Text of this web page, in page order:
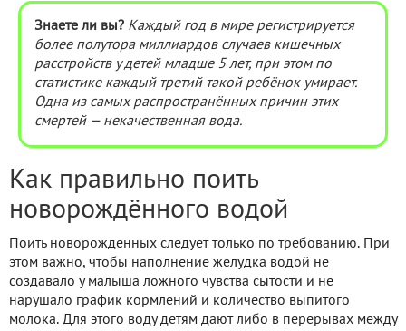
Знаете ли вы? Каждый год в мире регистрируется
более полутора миллиардов случаев кишечных
расстройств у детей младше 5 лет, при этом по
статистике каждый третий такой ребёнок умирает.
Одна из самых распространённых причин этих
смертей — некачественная вода.
Как правильно поить
новорождённого водой
Поить новорожденных следует только по требованию. При
этом важно, чтобы наполнение желудка водой не
создавало у малыша ложного чувства сытости и не
нарушало график кормлений и количество выпитого
молока. Для этого воду детям дают либо в перерывах между